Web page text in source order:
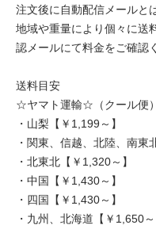
注文後に自動配信メールと
地域や重量により個々に送
認メールにて料金をご確認
送料目安
☆ヤマト運輸☆（クール便）
・山梨【￥1,199～】
・関東、信越、北陸、南東
・北東北【￥1,320～】
・中国【￥1,430～】
・四国【￥1,430～】
・九州、北海道【￥1,650～